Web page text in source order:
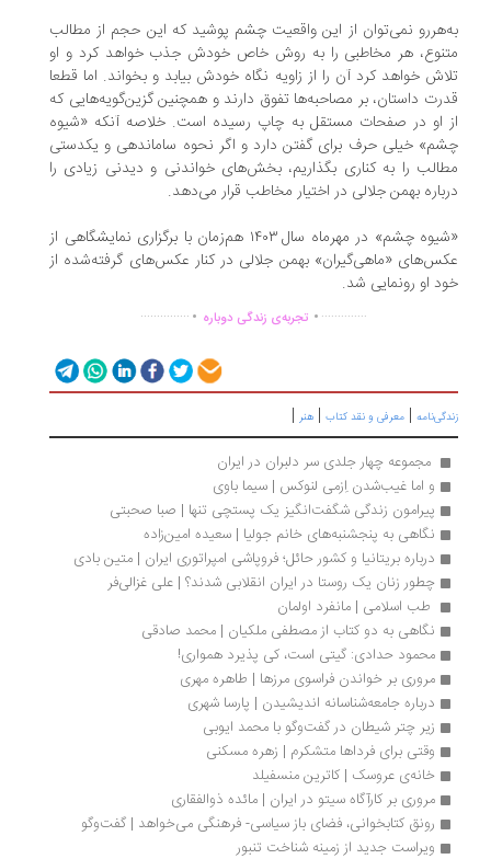
نمی‌توان از این واقعیت چشم پوشید که این حجم از مطالب
هر مخاطبی را به روش خاص خودش جذب خواهد کرد و او
خواهد کرد آن را از زاویه نگاه خودش بیابد و بخواند. اما قطعا
داستان‌، بر مصاحبه‌ها تفوق دارند و همچنین گزین‌گویه‌هایی که
او در صفحات مستقل به چاپ رسیده است. خلاصه آنکه «شیوه
خیلی حرف برای گفتن دارد و اگر نحوه ساماندهی و یکدستی
را به کناری بگذاریم، بخش‌های خواندنی و دیدنی زیادی را
بهمن جلالی در اختیار مخاطب قرار می‌دهد.
«شیوه چشم» در مهرماه سال ۱۴۰۳ هم‌زمان با برگزاری نمایشگاهی از
«ما‌هی‌گیران» بهمن جلالی در کنار عکس‌های گرفته‌شده از
او رونمایی شد.
............... .تجربه‌ی زندگی دوباره ...............
|معرفی و نقد کتاب|هنر|
مجموعه چهار جلدی سر دلبران در ایران
و اما غیب‌شدن اِزمی لنوکس | سیما باوی
پیرامون زندگی شگفت‌‌انگیز یک پستچی تنها | صبا صحبتی
نگاهی به پنجشنبه‌های خانم جولیا | سعیده امین‌زاده
درباره بریتانیا و کشور حائل؛ فروپاشی امپراتوری ایران | متین بادی
چطور زنان یک روستا در ایران انقلابی شدند؟ | علی غزالی‌فر
طب اسلامی | مانفرد اولمان
نگاهی به دو کتاب از مصطفی ملکیان | محمد صادقی
محمود حدادی: گیتی است، کی پذیرد همواری!
مروری بر خواندن فراسوی مرزها | طاهره مهری
درباره جامعه‌شناسانه اندیشیدن | پارسا شهری
زیر چتر شیطان در گفت‌وگو با محمد ایوبی
وقتی برای فرداها متشکرم | زهره مسکنی
خانه‌ی عروسک | کاترین منسفیلد
مروری بر کارآگاه سیتو در ایران | مائده ذوالفقاری
رونق کتابخوانی، فضای باز سیاسی- فرهنگی می‌خواهد | گفت‌وگو
ویراست جدید از زمینه شناخت تنبور